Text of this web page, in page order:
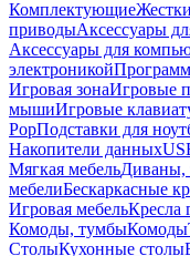
Комплектующие
приводыАксессуары
Аксессуары для
электроникой
Игровая зонаИгровые
мышиИгровые
PopПодставки для
Накопители данных
Мягкая мебельДиваны,
мебелиБескаркасные
Игровая мебельКресла
Комоды, тумбыКомоды
СтолыКухонные столы